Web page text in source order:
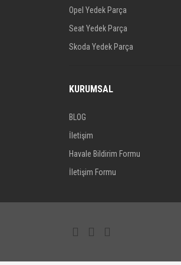
Opel Yedek Parça
Seat Yedek Parça
Skoda Yedek Parça
KURUMSAL
BLOG
İletişim
Havale Bildirim Formu
İletişim Formu